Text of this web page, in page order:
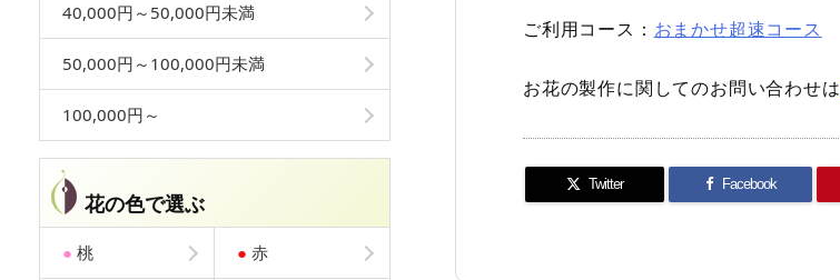
ご利用コース： おまかせ超速コース
お花の製作に関してのお問い合わせは
Twitter Facebook
40,000円～50,000円未満
50,000円～100,000円未満
100,000円～
花の色で選ぶ
● 桃 ● 赤